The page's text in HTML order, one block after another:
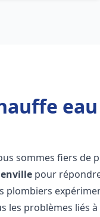
sommes fiers de
pour
plombiers
problèmes liés